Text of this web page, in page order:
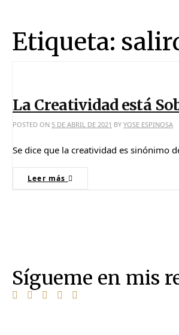
Etiqueta:
La Creatividad está
POSTED ON 5 DE ABRIL DE 2021 BY YOSE ESPINOSA
Se dice que la creatividad es sinónimo
Leer más
Sígueme en mis